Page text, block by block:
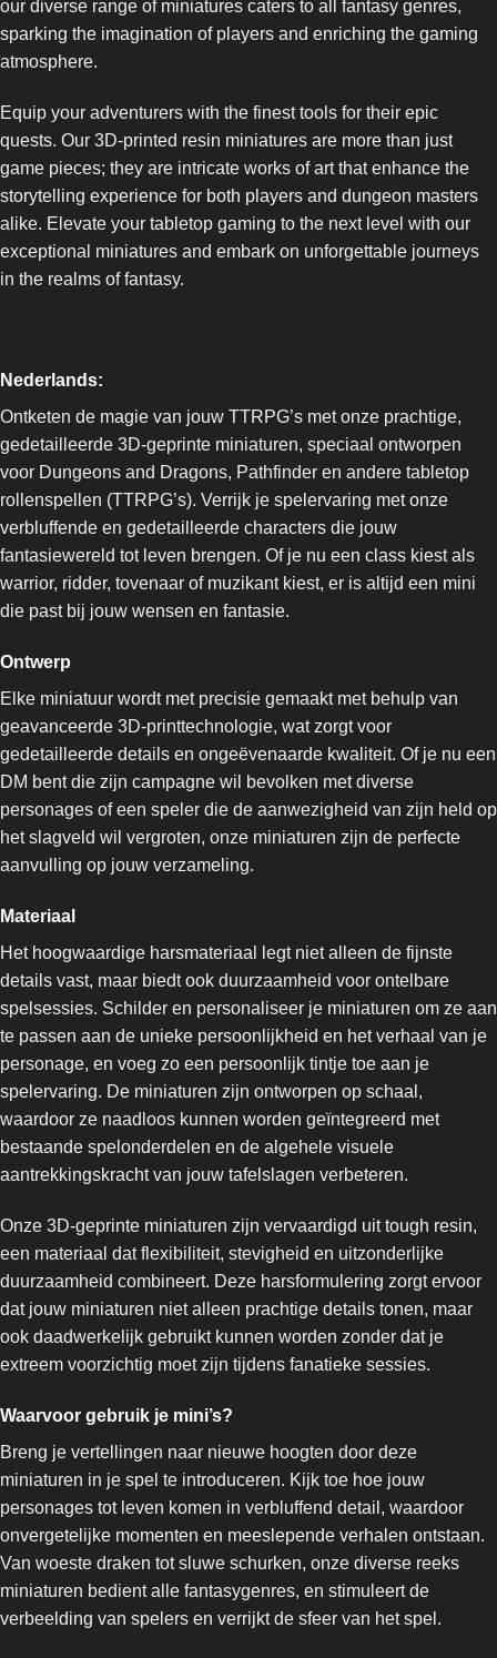
our diverse range of miniatures caters to all fantasy genres,
sparking the imagination of players and enriching the gaming
atmosphere.
Equip your adventurers with the finest tools for their epic
quests. Our 3D-printed resin miniatures are more than just
game pieces; they are intricate works of art that enhance the
storytelling experience for both players and dungeon masters
alike. Elevate your tabletop gaming to the next level with our
exceptional miniatures and embark on unforgettable journeys
in the realms of fantasy.
Nederlands:
Ontketen de magie van jouw TTRPG’s met onze prachtige,
gedetailleerde 3D-geprinte miniaturen, speciaal ontworpen
voor Dungeons and Dragons, Pathfinder en andere tabletop
rollenspellen (TTRPG’s). Verrijk je spelervaring met onze
verbluffende en gedetailleerde characters die jouw
fantasiewereld tot leven brengen. Of je nu een class kiest als
warrior, ridder, tovenaar of muzikant kiest, er is altijd een mini
die past bij jouw wensen en fantasie.
Ontwerp
Elke miniatuur wordt met precisie gemaakt met behulp van
geavanceerde 3D-printtechnologie, wat zorgt voor
gedetailleerde details en ongeëvenaarde kwaliteit. Of je nu een
DM bent die zijn campagne wil bevolken met diverse
personages of een speler die de aanwezigheid van zijn held op
het slagveld wil vergroten, onze miniaturen zijn de perfecte
aanvulling op jouw verzameling.
Materiaal
Het hoogwaardige harsmateriaal legt niet alleen de fijnste
details vast, maar biedt ook duurzaamheid voor ontelbare
spelsessies. Schilder en personaliseer je miniaturen om ze aan
te passen aan de unieke persoonlijkheid en het verhaal van je
personage, en voeg zo een persoonlijk tintje toe aan je
spelervaring. De miniaturen zijn ontworpen op schaal,
waardoor ze naadloos kunnen worden geïntegreerd met
bestaande spelonderdelen en de algehele visuele
aantrekkingskracht van jouw tafelslagen verbeteren.
Onze 3D-geprinte miniaturen zijn vervaardigd uit tough resin,
een materiaal dat flexibiliteit, stevigheid en uitzonderlijke
duurzaamheid combineert. Deze harsformulering zorgt ervoor
dat jouw miniaturen niet alleen prachtige details tonen, maar
ook daadwerkelijk gebruikt kunnen worden zonder dat je
extreem voorzichtig moet zijn tijdens fanatieke sessies.
Waarvoor gebruik je mini’s?
Breng je vertellingen naar nieuwe hoogten door deze
miniaturen in je spel te introduceren. Kijk toe hoe jouw
personages tot leven komen in verbluffend detail, waardoor
onvergetelijke momenten en meeslepende verhalen ontstaan.
Van woeste draken tot sluwe schurken, onze diverse reeks
miniaturen bedient alle fantasygenres, en stimuleert de
verbeelding van spelers en verrijkt de sfeer van het spel.